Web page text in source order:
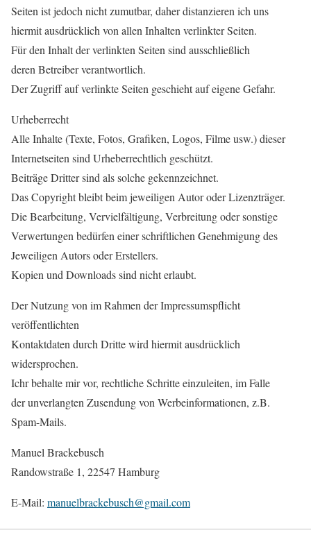
Seiten ist jedoch nicht zumutbar, daher distanzieren ich uns
hiermit ausdrücklich von allen Inhalten verlinkter Seiten.
Für den Inhalt der verlinkten Seiten sind ausschließlich
deren Betreiber verantwortlich.
Der Zugriff auf verlinkte Seiten geschieht auf eigene Gefahr.
Urheberrecht
Alle Inhalte (Texte, Fotos, Grafiken, Logos, Filme usw.) dieser
Internetseiten sind Urheberrechtlich geschützt.
Beiträge Dritter sind als solche gekennzeichnet.
Das Copyright bleibt beim jeweiligen Autor oder Lizenzträger.
Die Bearbeitung, Vervielfältigung, Verbreitung oder sonstige
Verwertungen bedürfen einer schriftlichen Genehmigung des
Jeweiligen Autors oder Erstellers.
Kopien und Downloads sind nicht erlaubt.
Der Nutzung von im Rahmen der Impressumspflicht
veröffentlichten
Kontaktdaten durch Dritte wird hiermit ausdrücklich
widersprochen.
Ichr behalte mir vor, rechtliche Schritte einzuleiten, im Falle
der unverlangten Zusendung von Werbeinformationen, z.B.
Spam-Mails.
Manuel Brackebusch
Randowstraße 1, 22547 Hamburg
E-Mail: manuelbrackebusch@gmail.com